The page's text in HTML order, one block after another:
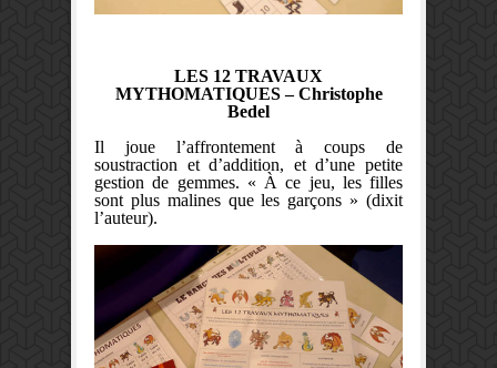
LES 12 TRAVAUX
MYTHOMATIQUES – Christophe
Bedel
Il joue l’affrontement à coups de
soustraction et d’addition, et d’une petite
gestion de gemmes. « À ce jeu, les filles
sont plus malines que les garçons » (dixit
l’auteur).